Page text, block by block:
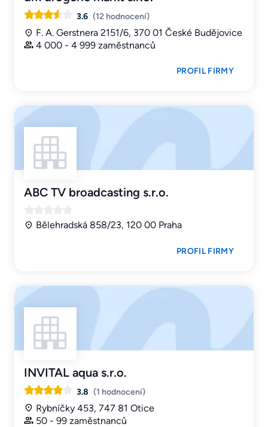
3.6 (12 hodnocení)
F. A. Gerstnera 2151/6, 370 01 České Budějovice
4 000 - 4 999 zaměstnanců
PROFIL FIRMY
ABC TV broadcasting s.r.o.
Bělehradská 858/23, 120 00 Praha
PROFIL FIRMY
INVITAL aqua s.r.o.
3.8 (1 hodnocení)
Rybníčky 453, 747 81 Otice
50 - 99 zaměstnanců